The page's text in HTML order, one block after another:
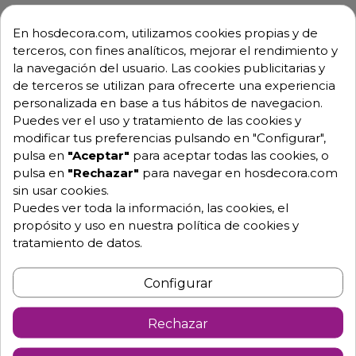
Descripción Detalles de producto
Descargables
Carro para descogelación en cocinas
P80810
El carro con guías de descongelación está diseñado
para gestionar eficazmente sus necesidades de
descongelación
al tiempo que ahorra un valioso espacio en la cocina.
y cómoda con 9 niveles para sostener los alimentos
mientras
se descongelan, permitiendo el flujo de aire
alrededor de cada artículo para garantizar una
descongelación uniforme y segura.
En hosdecora.com, utilizamos cookies propias y de
terceros, con fines analíticos, mejorar el rendimiento y
la navegación del usuario. Las cookies publicitarias y
de terceros se utilizan para ofrecerte una experiencia
personalizada en base a tus hábitos de navegacion.
Puedes ver el uso y tratamiento de las cookies y
modificar tus preferencias pulsando en "Configurar",
pulsa en "Aceptar" para aceptar todas las cookies, o
pulsa en "Rechazar" para navegar en hosdecora.com
sin usar cookies.
Puedes ver toda la información, las cookies, el
propósito y uso en nuestra política de cookies y
tratamiento de datos.
Configurar
Rechazar